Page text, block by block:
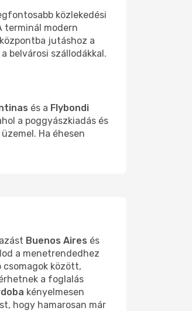
közlekedési
terminál modern
jutáshoz a
belvárosi szállodákkal.
és a Flybondi
a poggyászkiadás és
Ha éhesen
Buenos Aires és
a menetrendedhez
csomagok között,
a foglalás
kényelmesen
hogy hamarosan már